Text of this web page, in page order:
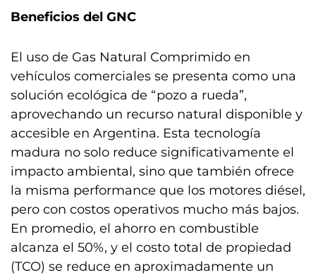
Beneficios del GNC
El uso de Gas Natural Comprimido en
vehículos comerciales se presenta como una
solución ecológica de “pozo a rueda”,
aprovechando un recurso natural disponible y
accesible en Argentina. Esta tecnología
madura no solo reduce significativamente el
impacto ambiental, sino que también ofrece
la misma performance que los motores diésel,
pero con costos operativos mucho más bajos.
En promedio, el ahorro en combustible
alcanza el 50%, y el costo total de propiedad
(TCO) se reduce en aproximadamente un